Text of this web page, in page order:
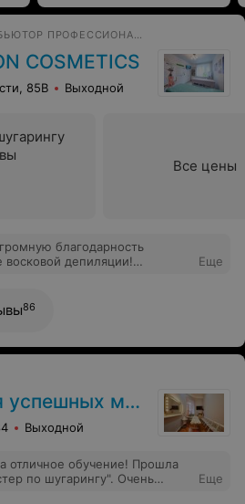
ЭКСКЛЮЗИВНЫЙ ДИСТРИБЬЮТОР ПРОФЕССИОНАЛЬНОЙ КОСМЕТИКИ, УЧЕБНЫЙ ЦЕНТР
COSMETICS
85В Выходной
Все цены
благодарность
восковой депиляции!
и многое другое,
- то, чем меня
Я очень рада, что мне
Кариной и перенять у неё
отношение к своей работе!
Еще
86
мастеров
Выходной
отличное обучение! Прошла
по шугарингу". Очень
Еще